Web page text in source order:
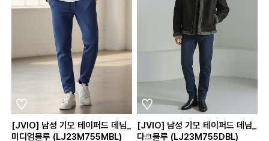
[JVIO] 남성 기모 테이퍼드 데님_
미디엄블루 (LJ23M755MBL)
[JVIO] 남성 기모 테이퍼드 데님_
다크블루 (LJ23M755DBL)